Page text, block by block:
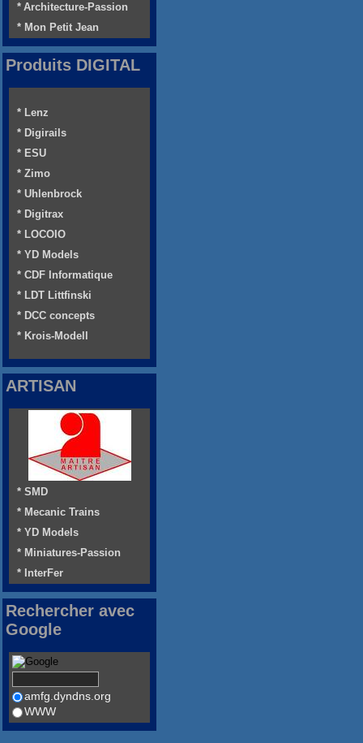
* Architecture-Passion
* Mon Petit Jean
Produits DIGITAL
* Lenz
* Digirails
* ESU
* Zimo
* Uhlenbrock
* Digitrax
* LOCOIO
* YD Models
* CDF Informatique
* LDT Littfinski
* DCC concepts
* Krois-Modell
ARTISAN
* SMD
* Mecanic Trains
* YD Models
* Miniatures-Passion
* InterFer
Rechercher avec
Google
amfg.dyndns.org
WWW